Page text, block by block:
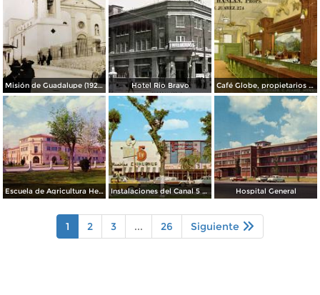
Misión de Guadalupe (1924) Hotel Rio Bravo Café Globe, propietarios Mooney & Hanlan
Escuela de Agricultura Hermanos Escobar Instalaciones del Canal 5 XEJ TV Hospital General
1 2 3 ... 26 Siguiente